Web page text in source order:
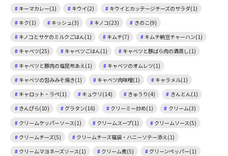
キーマカレー(1)
キウイ(2)
キウイとカッテージチーズのサラダ(1)
キク(1)
キッシュ(3) キノコ(23)
きのこ(9)
キノコとサケのミルクごはん(1)
キムチ(7)
キムチ納豆チャーハン(1)
キャベツ(25)
キャベツごはん(1)
キャベツと豚ばら肉の酒蒸し(1)
キャベツと豚肉の塩昆布あえ(1)
キャベツのオムレツ(1)
キャベツの包みみそ焼き(1)
キャベツ肉味噌(1)
キャラメル(1)
キャロット・ラペ(1)
キュウリ(14) きゅうり(4)
きんとん(1)
きんぴら(10)
グラタン(16) クリーミー炒め(1)
クリーム(3)
クリームケッパーソース(1)
クリームスープ(1)
クリームソース(5)
クリームチーズ(5)
クリームチーズ福袋・ハニーソテー添え(1)
クリームマヨネーズソース(1)
クリーム煮(5)
グリーンペッパー(1)